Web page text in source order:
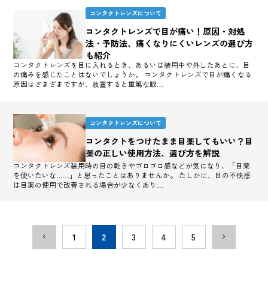
コンタクトレンズについて
コンタクトレンズで目が痛い！原因・対処
法・予防法、痛くなりにくいレンズの選び方
も紹介
コンタクトレンズを目に入れるとき、あるいは装用中や外したあとに、目
の痛みを感じたことはないでしょうか。 コンタクトレンズで目が痛くなる
原因はさまざまですが、放置すると重篤な眼…
コンタクトレンズについて
コンタクトをつけたまま目薬してもいい？目
薬の正しい使用方法、選び方を解説
コンタクトレンズ装用時の目の乾きやゴロゴロ感などが気になり、「目薬
を使いたいな……」と思ったことはありませんか。 たしかに、目の不快感
は目薬の使用で改善される場合が少なくあり…
1 2 3 4 5